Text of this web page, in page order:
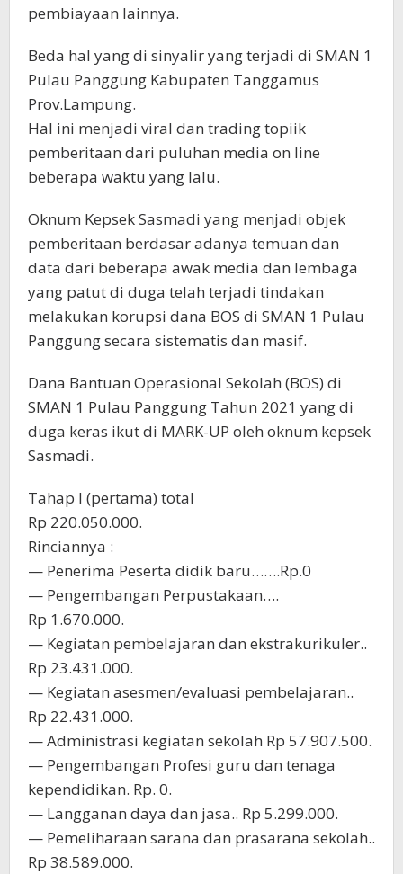
pembiayaan lainnya.
Beda hal yang di sinyalir yang terjadi di SMAN 1
Pulau Panggung Kabupaten Tanggamus
Prov.Lampung.
Hal ini menjadi viral dan trading topiik
pemberitaan dari puluhan media on line
beberapa waktu yang lalu.
Oknum Kepsek Sasmadi yang menjadi objek
pemberitaan berdasar adanya temuan dan
data dari beberapa awak media dan lembaga
yang patut di duga telah terjadi tindakan
melakukan korupsi dana BOS di SMAN 1 Pulau
Panggung secara sistematis dan masif.
Dana Bantuan Operasional Sekolah (BOS) di
SMAN 1 Pulau Panggung Tahun 2021 yang di
duga keras ikut di MARK-UP oleh oknum kepsek
Sasmadi.
Tahap l (pertama) total
Rp 220.050.000.
Rinciannya :
— Penerima Peserta didik baru…….Rp.0
— Pengembangan Perpustakaan….
Rp 1.670.000.
— Kegiatan pembelajaran dan ekstrakurikuler..
Rp 23.431.000.
— Kegiatan asesmen/evaluasi pembelajaran..
Rp 22.431.000.
— Administrasi kegiatan sekolah Rp 57.907.500.
— Pengembangan Profesi guru dan tenaga
kependidikan. Rp. 0.
— Langganan daya dan jasa.. Rp 5.299.000.
— Pemeliharaan sarana dan prasarana sekolah..
Rp 38.589.000.